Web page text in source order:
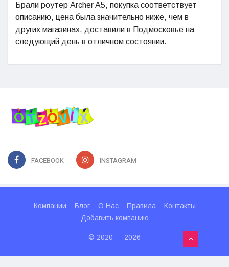
Брали роутер Archer A5, покупка соответствует
описанию, цена была значительно ниже, чем в
других магазинах, доставили в Подмосковье на
следующий день в отличном состоянии.
FACEBOOK INSTAGRAM
Компании Блог О Нас Правила
Контакты
Добавить компанию
© 2020 — 2026